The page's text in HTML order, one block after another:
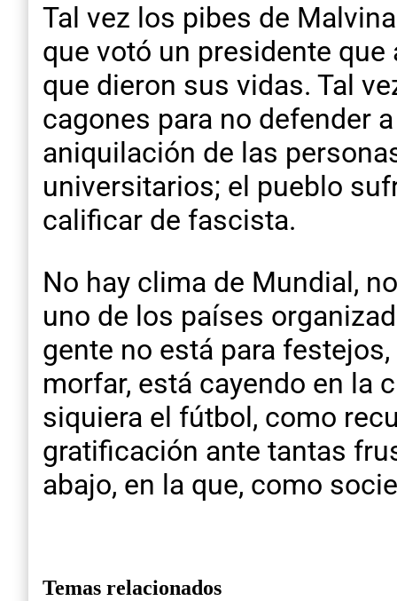
Tal vez los pibes de
que votó un presidente
que dieron sus vidas. Tal
cagones para no defender
aniquilación de las
universitarios; el pueblo
calificar de fascista.
No hay clima de Mundial,
uno de los países
gente no está para
morfar, está cayendo en la
siquiera el fútbol, como
gratificación ante tantas
abajo, en la que, como
Temas relacionados